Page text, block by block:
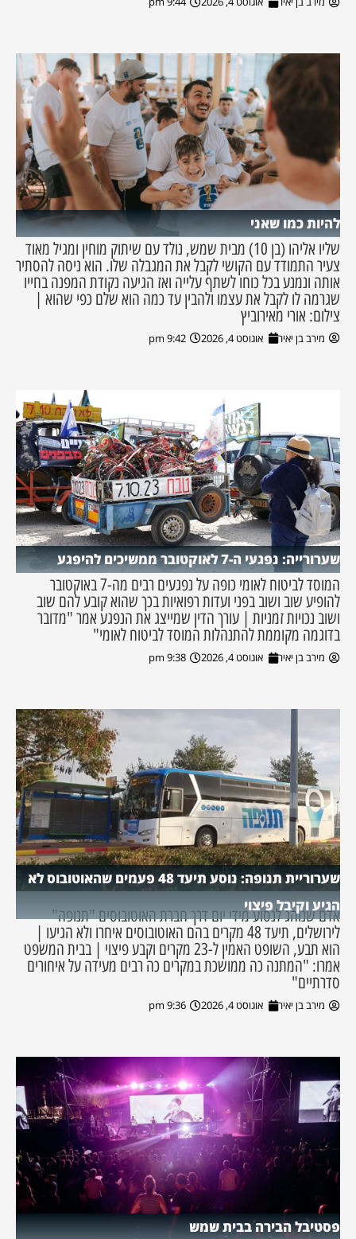
להיות כמו שאני
שליו אליהו (בן 10) מבית שמש, נולד עם שיתוק מוחין ומגיל מאוד
צעיר התמודד עם הקושי לקבל את המגבלה שלו. הוא ניסה להסתיר
אותה ונמנע בכל כוחו לשתף עלייה ואז הגיעה נקודת המפנה בחייו
שגרמה לו לקבל את עצמו ולהבין עד כמה הוא שלם כפי שהוא |
צילום: אורי מאירוביץ
מירב בן יאיר אוגוסט 4, 2026 9:42 pm
שערורייה: נפגעי ה-7 לאוקטובר ממשיכים להיפגע
המוסד לביטוח לאומי כופה על נפגעים רבים מה-7 באוקטובר
להופיע שוב ושוב בפני ועדות רפואיות בכך שהוא קובע להם שוב
ושוב נכויות זמניות | עורך הדין שמייצג את הנפגע אמר "מדובר
בדוגמה מקוממת להתנהלות המוסד לביטוח לאומי"
מירב בן יאיר אוגוסט 4, 2026 9:38 pm
שערוריית תנופה: נוסע תיעד 48 פעמים שהאוטובוס לא
הגיע וקיבל פיצוי
אדם שנוהג לנסוע מידי יום דרך חברת האוטובוסים "תנופה"
לירושלים, תיעד 48 מקרים בהם האוטובוסים איחרו ולא הגיעו |
הוא תבע, השופט האמין ל-23 מקרים וקבע פיצוי | בבית המשפט
אמרו: "המתנה כה ממושכת במקרים כה רבים מעידה על איחורים
סדרתיים"
מירב בן יאיר אוגוסט 4, 2026 9:36 pm
פסטיבל הבירה בבית שמש